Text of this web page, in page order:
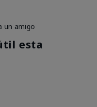
un amigo
esta